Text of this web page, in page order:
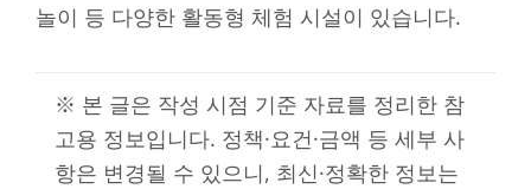
놀이 등 다양한 활동형 체험 시설이 있습니다.
※ 본 글은 작성 시점 기준 자료를 정리한 참
고용 정보입니다. 정책·요건·금액 등 세부 사
항은 변경될 수 있으니, 최신·정확한 정보는